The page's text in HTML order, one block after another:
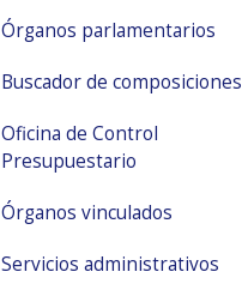
Órganos parlamentarios
Buscador de composiciones
Oficina de Control
Presupuestario
Órganos vinculados
Servicios administrativos